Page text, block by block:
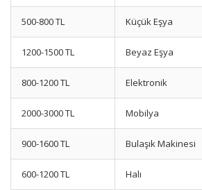
500-800 TL Küçük Eşya
1200-1500 TL Beyaz Eşya
800-1200 TL Elektronik
2000-3000 TL Mobilya
900-1600 TL Bulaşık Makinesi
600-1200 TL Halı